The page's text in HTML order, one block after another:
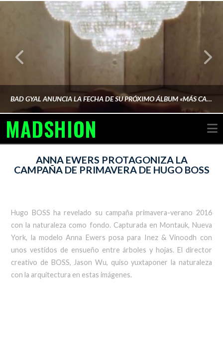
BAD GYAL ANUNCIA LA FECHA DE SU PRÓXIMO ÁLBUM «MÁS CARA»
MADSHION
ANNA EWERS PROTAGONIZA LA
CAMPAÑA DE PRIMAVERA DE HUGO BOSS
Hugo BOSS ha revelado su campaña primavera-verano 2016
con la naturaleza como fondo. Capturada en Montauk, Nueva
York, la modelo Anna Ewers posa para Inez & Vinoodh con
unos vestidos de ensueño entre árboles y hojas. El director
creativo de BOSS, Jason Wu, quiso yuxtaponer la naturaleza
con la arquitectura en estas imágenes.